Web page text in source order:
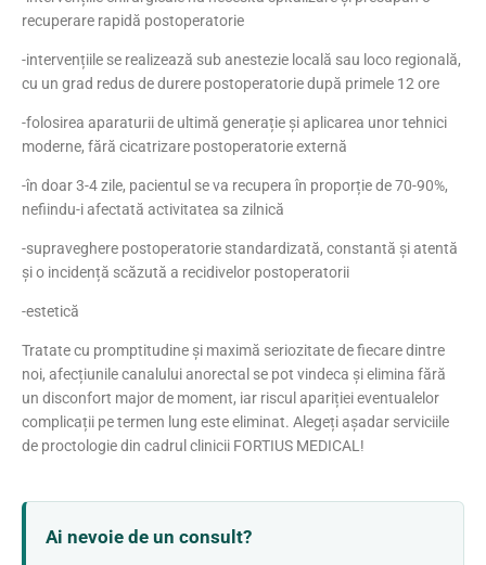
recuperare rapidă postoperatorie
-intervențiile se realizează sub anestezie locală sau loco regională,
cu un grad redus de durere postoperatorie după primele 12 ore
-folosirea aparaturii de ultimă generație și aplicarea unor tehnici
moderne, fără cicatrizare postoperatorie externă
-în doar 3-4 zile, pacientul se va recupera în proporție de 70-90%,
nefiindu-i afectată activitatea sa zilnică
-supraveghere postoperatorie standardizată, constantă și atentă
și o incidență scăzută a recidivelor postoperatorii
-estetică
Tratate cu promptitudine și maximă seriozitate de fiecare dintre
noi, afecțiunile canalului anorectal se pot vindeca și elimina fără
un disconfort major de moment, iar riscul apariției eventualelor
complicații pe termen lung este eliminat. Alegeți așadar serviciile
de proctologie din cadrul clinicii FORTIUS MEDICAL!
Ai nevoie de un consult?